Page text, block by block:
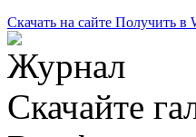
Скачать на сайте Получить в
Скачайте